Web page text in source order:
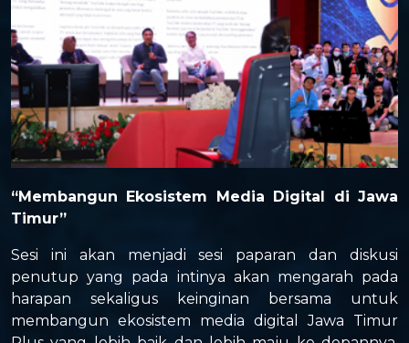
“Membangun Ekosistem Media Digital di Jawa
Timur”
Sesi ini akan menjadi sesi paparan dan diskusi
penutup yang pada intinya akan mengarah pada
harapan sekaligus keinginan bersama untuk
membangun ekosistem media digital Jawa Timur